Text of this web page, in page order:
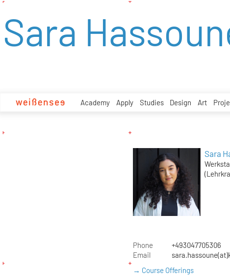
zum
Academy Apply Studies Design Art
Sara
Sara
Phone
+493047705306
Email
→ Course Offerings